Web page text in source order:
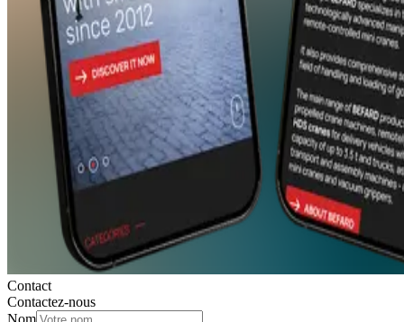
Contact
Contactez-nous
Nom